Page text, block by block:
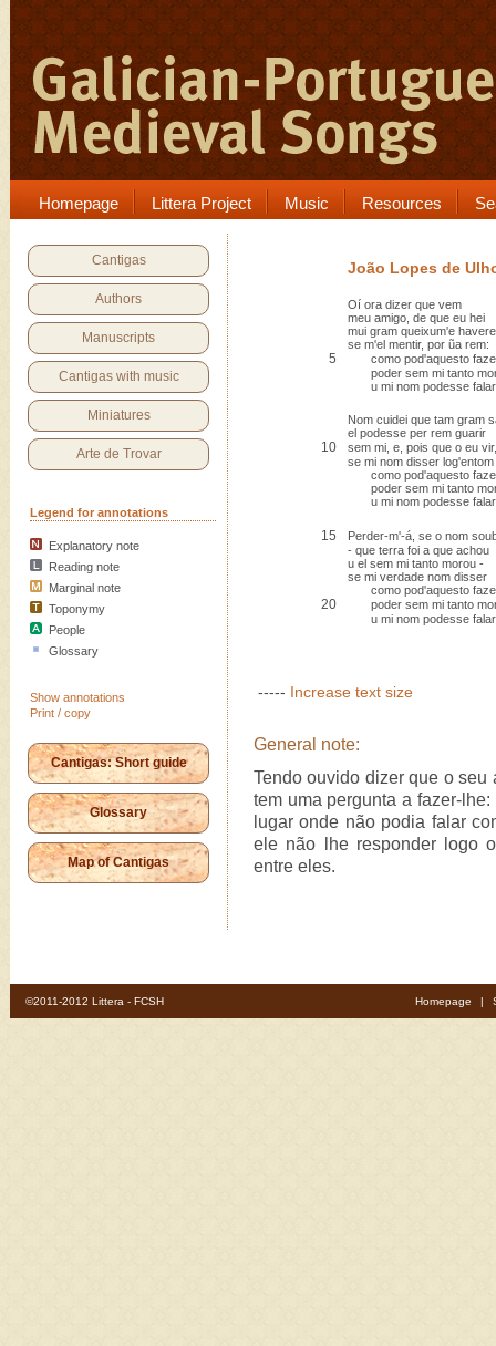
Homepage Littera Project Music Resources
Cantigas
Authors
Manuscripts
Cantigas with music
Miniatures
Arte de Trovar
Legend for annotations
Explanatory note
Reading note
Marginal note
Toponymy
People
Glossary
Show annotations
Print / copy
Cantigas: Short guide
Glossary
Map of Cantigas
João Lopes de
Oí ora dizer que vem
meu amigo, de que eu hei
mui gram queixum'e
se m'el mentir, por ũa rem:
5
como pod'aquesto
poder sem mi tanto
u mi nom podesse
Nom cuidei que tam gram
el podesse per rem guarir
10
sem mi, e, pois que o eu vir,
se mi nom disser log'entom
como pod'aquesto
poder sem mi tanto
u mi nom podesse
15
Perder-m'-á, se o nom
- que terra foi a que achou
u el sem mi tanto morou -
se mi verdade nom disser
como pod'aquesto
20
poder sem mi tanto
u mi nom podesse
----- Increase text size
General note:
Tendo ouvido dizer que o seu
tem uma pergunta a fazer-
lugar onde não podia falar
ele não lhe responder logo
entre eles.
©2011-2012 Littera - FCSH Homepage |